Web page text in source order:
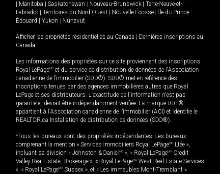
Manitoba Saskatchewan Nouveau-Brunswick
Terre-Neuve-et-
Labrador
Territoires du Nord-Ouest Nouvelle-Écosse
Île-du-Prince-
Édouard
Yukon Nunavut
Afficher les propriétés résidentielles au Canada
Dernières inscriptions au
Canada
Les informations des propriétés sur ce site proviennent des inscriptions
Royal LePageMD et du service de distribution de données de l'Association
canadienne de l’immobilier (SDD®). SDD® met en référence des
inscriptions tenues par des agences immobilières autres que Royal
LePage et ses distributeurs. L'exactitude de l'information n'est pas
garantie et devrait être indépendamment vérifiée. La marque DDF®
appartient à l'Association canadienne de l’immobilier (ACI) et identifie le
REALTOR.ca Installation de distribution de données (SDD®).
*Tous les bureaux sont des propriétés indépendantes. Les bureaux
comprenant la mention « Services immobiliers Royal LePageMD Ltée »,
incluant sa division « Johnston & Daniel MD », « Royal LePageMD Credit
Valley Real Estate, Brokerage », « Royal LePageMD West Real Estate Services
», « Royal LePageMD Sussex », et « Les immeubles Mont-Tremblant »